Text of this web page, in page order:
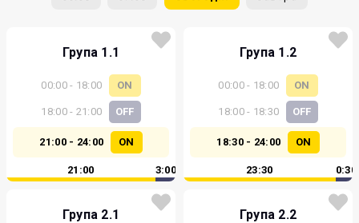
Група 1.1
00:00 - 18:00 ON
18:00 - 21:00 OFF
21:00 - 24:00 ON
21:00 3:00
Група 1.2
00:00 - 18:00 ON
18:00 - 18:30 OFF
18:30 - 24:00 ON
23:30 0:30
Група 2.1 Група 2.2